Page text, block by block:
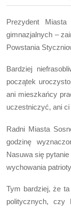
Prezydent
gimnazjalnych –
Powstania
Bardziej
początek
ani mieszkańcy
uczestniczyć, ani
Radni Miasta
godzinę
Nasuwa się pytanie
wychowania
Tym bardziej, że
politycznych, czy